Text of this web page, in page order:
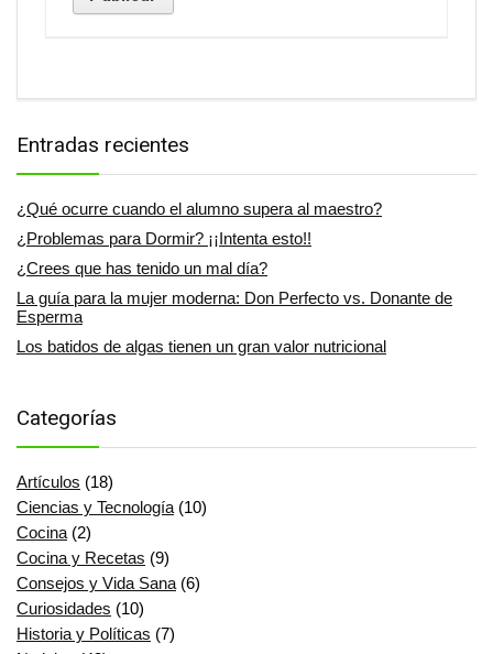
Entradas recientes
¿Qué ocurre cuando el alumno supera al maestro?
¿Problemas para Dormir? ¡¡Intenta esto!!
¿Crees que has tenido un mal día?
La guía para la mujer moderna: Don Perfecto vs. Donante de
Esperma
Los batidos de algas tienen un gran valor nutricional
Categorías
Artículos (18)
Ciencias y Tecnología (10)
Cocina (2)
Cocina y Recetas (9)
Consejos y Vida Sana (6)
Curiosidades (10)
Historia y Políticas (7)